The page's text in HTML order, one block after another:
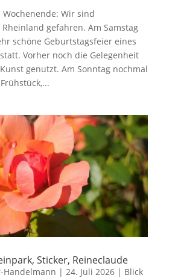
Wir sind
gefahren. Am Samstag
schöne Geburtstagsfeier eines
Vorher noch die Gelegenheit
genutzt. Am Sonntag nochmal
Sticker, Reineclaude
Handelmann | 24. Juli 2026| Blick